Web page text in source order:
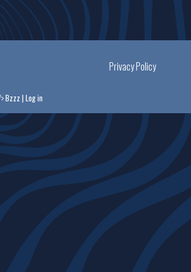
Privacy Policy
Bzzz | Log in